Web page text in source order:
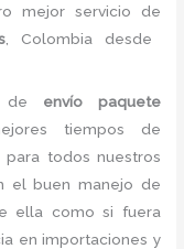
mejor servicio de
, Colombia desde
de envío paquete
tiempos de
todos nuestros
el buen manejo de
ella como si fuera
en importaciones y